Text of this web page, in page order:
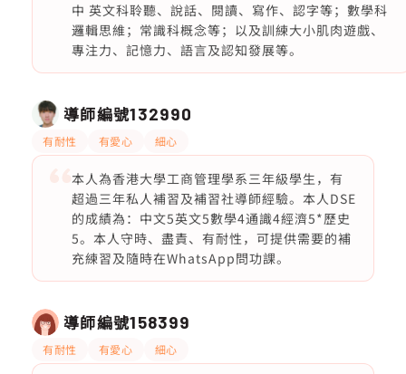
中 英文科聆聽、說話、閱讀、寫作、認字等；數學科
邏輯思維；常識科概念等；以及訓練大小肌肉遊戲、
專注力、記憶力、語言及認知發展等。
導師編號132990
有耐性 有愛心 細心
本人為香港大學工商管理學系三年級學生，有
超過三年私人補習及補習社導師經驗。本人DSE
的成績為：中文5英文5數學4通識4經濟5*歷史
5。本人守時、盡責、有耐性，可提供需要的補
充練習及隨時在WhatsApp問功課。
導師編號158399
有耐性 有愛心 細心